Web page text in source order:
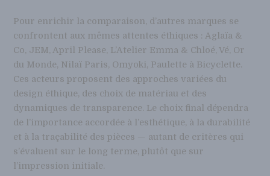
Pour enrichir la comparaison, d’autres marques se
confrontent aux mêmes attentes éthiques : Aglaïa &
Co, JEM, April Please, L’Atelier Emma & Chloé, Vé, Or
du Monde, Nilaï Paris, Omyoki, Paulette à Bicyclette.
Ces acteurs proposent des approches variées du
design éthique, des choix de matériau et des
dynamiques de transparence. Le choix final dépendra
de l’importance accordée à l’esthétique, à la durabilité
et à la traçabilité des pièces — autant de critères qui
s’évaluent sur le long terme, plutôt que sur
l’impression initiale.